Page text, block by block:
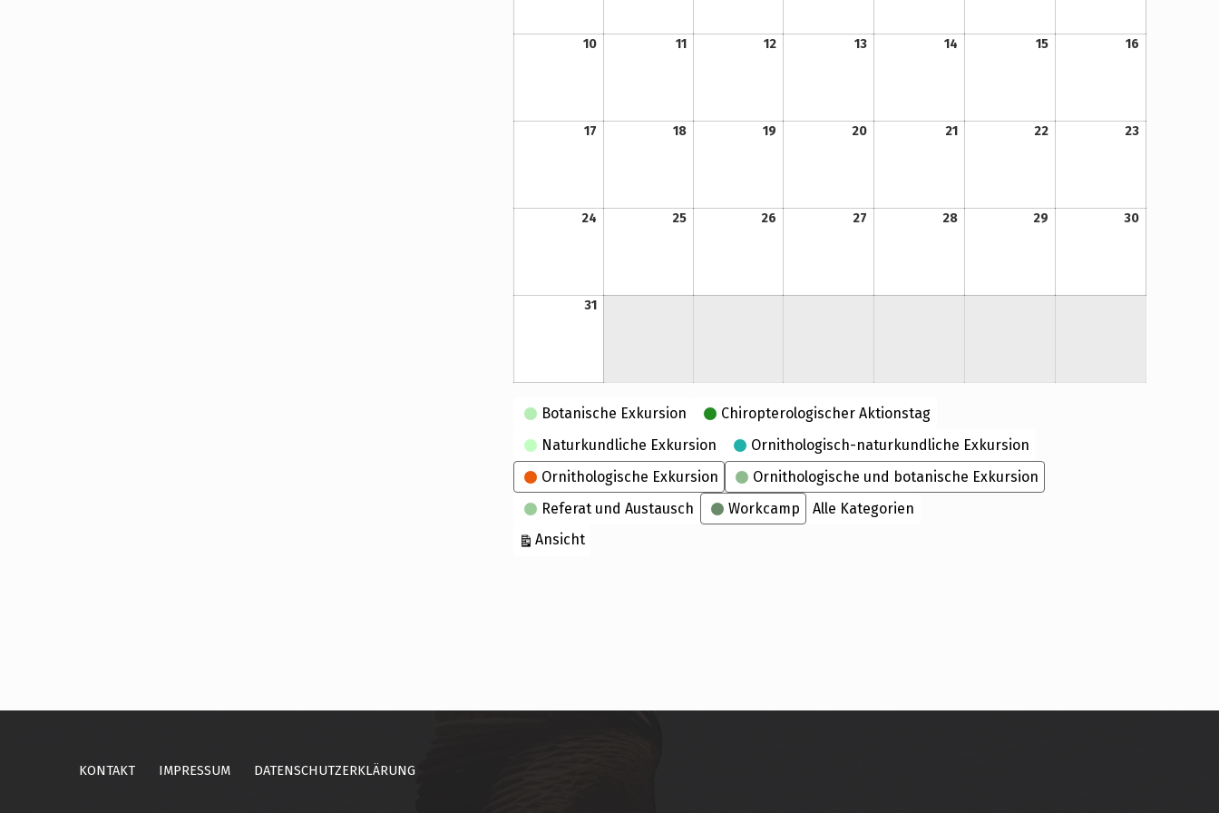
10
10. Mai 2021
11
11. Mai 2021
12
12. Mai 2021
13
13. Mai 2021
14
14. Mai 2021
15
15. Mai 2021
16
16. Mai 2021
17
17. Mai 2021
18
18. Mai 2021
19
19. Mai 2021
20
20. Mai 2021
21
21. Mai 2021
22
22. Mai 2021
23
23. Mai 2021
24
24. Mai 2021
25
25. Mai 2021
26
26. Mai 2021
27
27. Mai 2021
28
28. Mai 2021
29
29. Mai 2021
30
30. Mai 2021
31
31. Mai 2021
Kategorien
Botanische Exkursion
Chiropterologischer Aktionstag
Naturkundliche Exkursion
Ornithologisch-naturkundliche Exkursion
Ornithologische Exkursion
Ornithologische und botanische Exkursion
Referat und Austausch
Workcamp
Alle Kategorien
Ansichtausdrucken
KONTAKT IMPRESSUM DATENSCHUTZERKLÄRUNG